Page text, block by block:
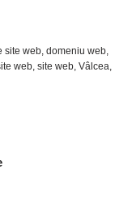
site web, domeniu web,
web, site web, Vâlcea,